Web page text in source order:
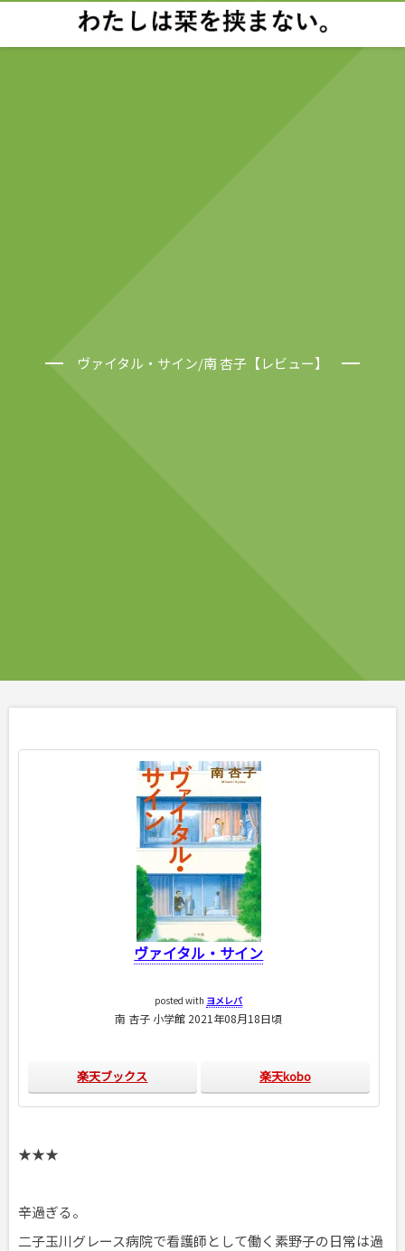
ヴァイタル・サイン/南 杏子【レビュー】
ヴァイタル・サイン
posted with ヨメレバ
南 杏子 小学館 2021年08月18日頃
楽天ブックス 楽天kobo
★★★
辛過ぎる。
二子玉川グレース病院で看護師として働く素野子の日常は過